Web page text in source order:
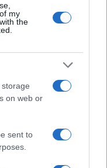
my
the
on web or
sent to
e istituzioni per